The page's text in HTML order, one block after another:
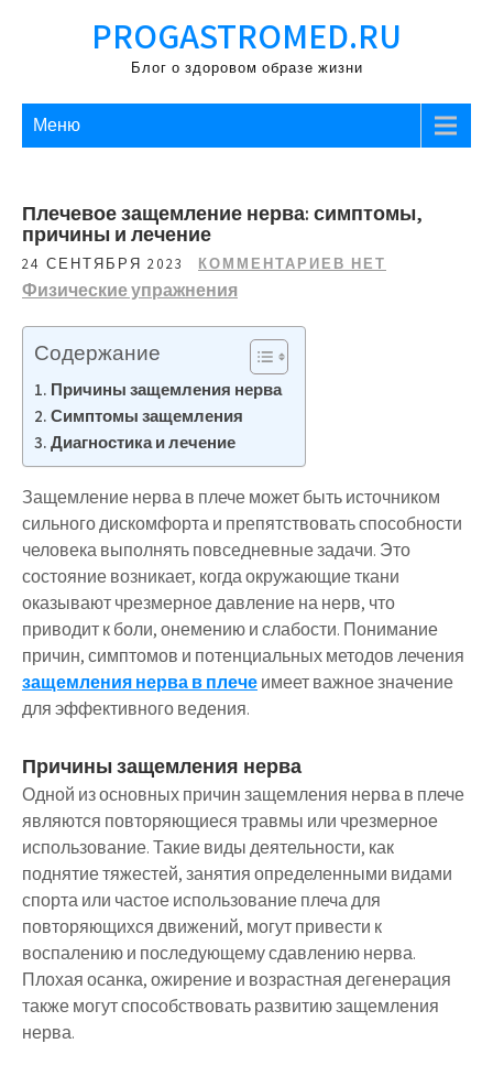
PROGASTROMED.RU
Блог о здоровом образе жизни
Меню
Плечевое защемление нерва: симптомы,
причины и лечение
24 СЕНТЯБРЯ 2023 КОММЕНТАРИЕВ НЕТ
Физические упражнения
Содержание
Причины защемления нерва
Симптомы защемления
Диагностика и лечение
Защемление нерва в плече может быть источником
сильного дискомфорта и препятствовать способности
человека выполнять повседневные задачи. Это
состояние возникает, когда окружающие ткани
оказывают чрезмерное давление на нерв, что
приводит к боли, онемению и слабости. Понимание
причин, симптомов и потенциальных методов лечения
защемления нерва в плечеимеет важное значение
для эффективного ведения.
Причины защемления нерва
Одной из основных причин защемления нерва в плече
являются повторяющиеся травмы или чрезмерное
использование. Такие виды деятельности, как
поднятие тяжестей, занятия определенными видами
спорта или частое использование плеча для
повторяющихся движений, могут привести к
воспалению и последующему сдавлению нерва.
Плохая осанка, ожирение и возрастная дегенерация
также могут способствовать развитию защемления
нерва.